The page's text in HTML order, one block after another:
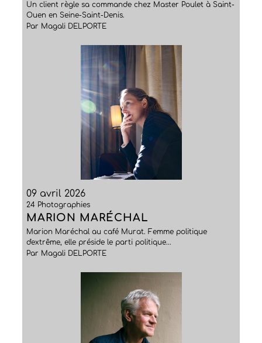
Un client règle sa commande chez Master Poulet à Saint-
Ouen en Seine-Saint-Denis.
Par Magali DELPORTE
09 avril 2026
24 Photographies
MARION MARÉCHAL
Marion Maréchal au café Murat. Femme politique
d'extrême, elle préside le parti politique...
Par Magali DELPORTE